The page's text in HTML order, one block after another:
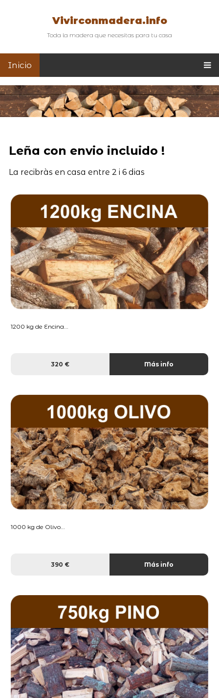
Vivirconmadera.info
Toda la madera que necesitas para tu casa
Inicio
Leña con envio incluido !
La recibràs en casa entre 2 i 6 dias
1200 kg de Encina...
320 € Más info
1000 kg de Olivo...
390 € Más info